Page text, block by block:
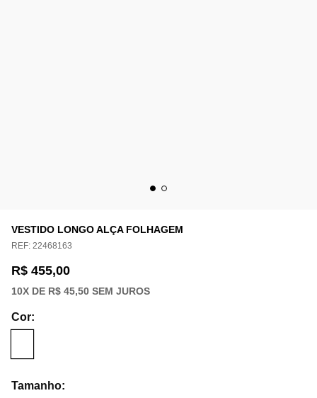
VESTIDO LONGO ALÇA FOLHAGEM
REF: 22468163
R$ 455,00
10X DE R$ 45,50 SEM JUROS
Cor:
Tamanho: